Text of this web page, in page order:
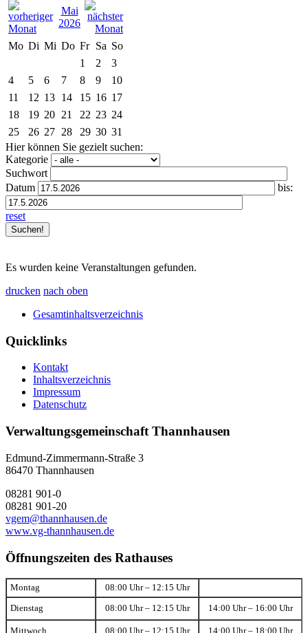
Mai
2026
Mo Di Mi Do Fr Sa So
1
2
3
4
5 6 7 8 9
10
11
12 13 14 15 16 17
18
19 20 21 22 23 24
25
26 27 28 29 30 31
Hier können Sie gezielt suchen:
Kategorie
Suchwort
Datum
bis:
reset
Es wurden keine Veranstaltungen gefunden.
drucken nach oben
Gesamtinhaltsverzeichnis
Quicklinks
Kontakt
Inhaltsverzeichnis
Impressum
Datenschutz
Verwaltungsgemeinschaft Thannhausen
Edmund-Zimmermann-Straße 3
86470 Thannhausen
08281 901-0
08281 901-20
vgem@thannhausen.de
www.vg-thannhausen.de
Öffnungszeiten des Rathauses
Montag 08:00 Uhr – 12:15 Uhr
Dienstag 08:00 Uhr – 12:15 Uhr 14:00 Uhr – 16:00 Uhr